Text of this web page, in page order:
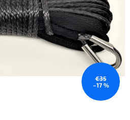
€35
–17 %